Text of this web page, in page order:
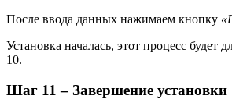
После ввода данных нажимаем кнопку
Установка началась, этот процесс будет
10.
Шаг 11 – Завершение установки